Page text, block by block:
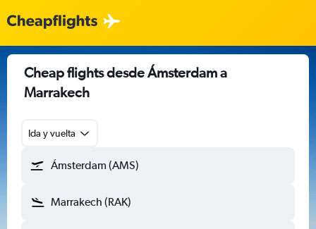
Cheap flights desde Ámsterdam a
Marrakech
Ida y vuelta
Ámsterdam (AMS)
Marrakech (RAK)